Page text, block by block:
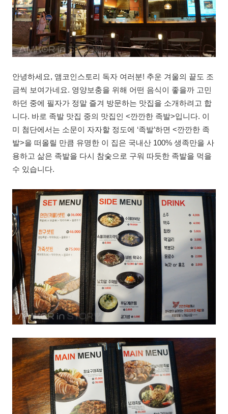
안녕하세요, 앰코인스토리 독자 여러분! 추운 겨울의 끝도 조
금씩 보여가네요. 영양보충을 위해 어떤 음식이 좋을까 고민
하던 중에 필자가 정말 즐겨 방문하는 맛집을 소개하려고 합
니다. 바로 족발 맛집 중의 맛집인 <깐깐한 족발>입니다. 이
미 첨단에서는 소문이 자자할 정도에 ‘족발’하면 <깐깐한 족
발>을 떠올릴 만큼 유명한 이 집은 국내산 100% 생족만을 사
용하고 삶은 족발을 다시 참숯으로 구워 따듯한 족발을 먹을
수 있습니다.